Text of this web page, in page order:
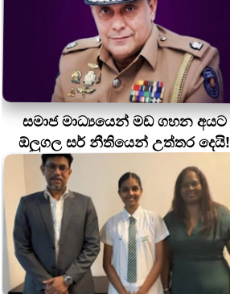
සමාජ මාධ්‍යයෙන් මඩ ගහන අයට
ඕලුගල සර් නීතියෙන් උත්තර දෙයි!